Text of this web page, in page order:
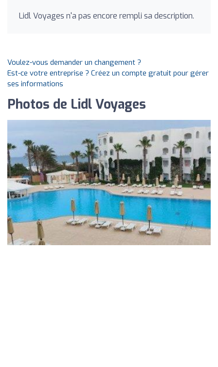
Lidl Voyages n'a pas encore rempli sa description.
Voulez-vous demander un changement ?
Est-ce votre entreprise ? Créez un compte gratuit pour gérer
ses informations
Photos de Lidl Voyages